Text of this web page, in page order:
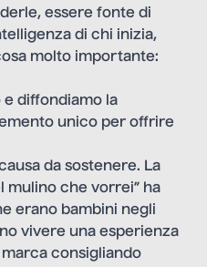
essere fonte di
di chi inizia,
molto importante:
e diffondiamo la
unico per offrire
da sostenere. La
mulino che vorrei” ha
erano bambini negli
vivere una esperienza
consigliando